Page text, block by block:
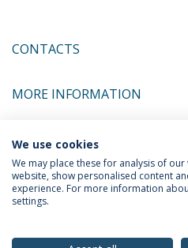
CONTACTS
MORE INFORMATION
COORDINATORS
Privacy Policy
We use cookies
We may place these for analysis of
website, show personalised content
experience. For more information
settings.